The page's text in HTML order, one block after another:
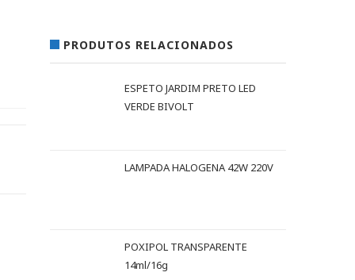
PRODUTOS RELACIONADOS
ESPETO JARDIM PRETO LED
VERDE BIVOLT
LAMPADA HALOGENA 42W 220V
POXIPOL TRANSPARENTE
14ml/16g